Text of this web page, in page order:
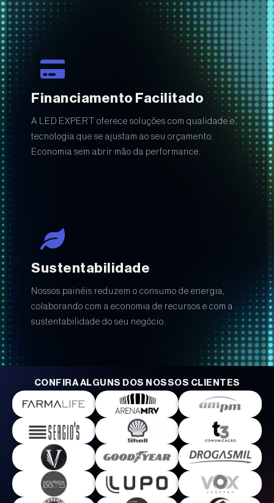
Financiamento Facilitado
A LED EXPERT oferece soluções com qualidade e
tecnologia que se ajustam ao seu orçamento.
Economia sem abrir mão da performance.
Sustentabilidade
Nossos painéis reduzem o consumo de energia,
colaborando com a economia de recursos e com a
sustentabilidade do seu negócio.
CONFIRA ALGUNS DOS NOSSOS CLIENTES